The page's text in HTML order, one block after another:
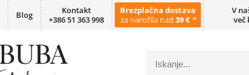
Blog
Kontakt
+386 51 363 998
Brezplačna dostava
za naročila nad 39 € *
V
več